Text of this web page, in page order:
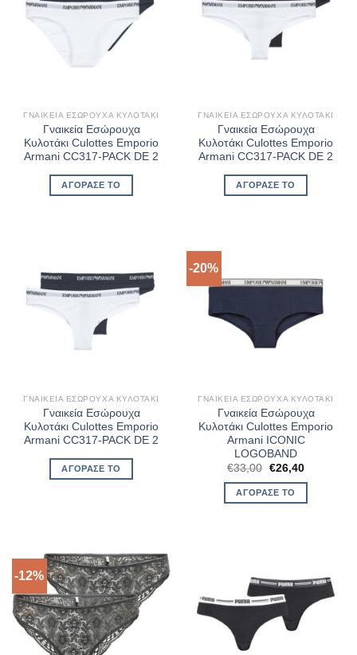
ΓΝΑΙΚΕΊΑ ΕΣΏΡΟΥΧΑ ΚΥΛΟΤΆΚΙ
Γναικεία Εσώρουχα
Κυλοτάκι Culottes Emporio
Armani CC317-PACK DE 2
ΑΓΌΡΑΣΈ ΤΟ
ΓΝΑΙΚΕΊΑ ΕΣΏΡΟΥΧΑ ΚΥΛΟΤΆΚΙ
Γναικεία Εσώρουχα
Κυλοτάκι Culottes Emporio
Armani CC317-PACK DE 2
ΑΓΌΡΑΣΈ ΤΟ
ΓΝΑΙΚΕΊΑ ΕΣΏΡΟΥΧΑ ΚΥΛΟΤΆΚΙ
Γναικεία Εσώρουχα
Κυλοτάκι Culottes Emporio
Armani CC317-PACK DE 2
ΑΓΌΡΑΣΈ ΤΟ
-20%
ΓΝΑΙΚΕΊΑ ΕΣΏΡΟΥΧΑ ΚΥΛΟΤΆΚΙ
Γναικεία Εσώρουχα
Κυλοτάκι Culottes Emporio
Armani ICONIC
LOGOBAND
€33,00 Original
was:
€33,00.
€26,40Η
ΑΓΌΡΑΣΈ ΤΟ
-12%